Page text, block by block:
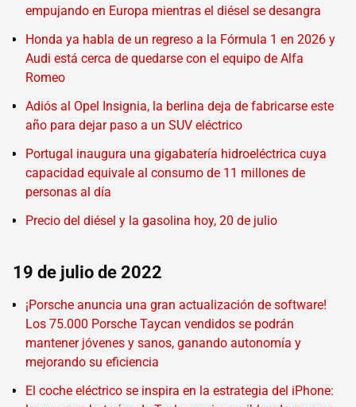
empujando en Europa mientras el diésel se desangra
Honda ya habla de un regreso a la Fórmula 1 en 2026 y
Audi está cerca de quedarse con el equipo de Alfa
Romeo
Adiós al Opel Insignia, la berlina deja de fabricarse este
año para dejar paso a un SUV eléctrico
Portugal inaugura una gigabatería hidroeléctrica cuya
capacidad equivale al consumo de 11 millones de
personas al día
Precio del diésel y la gasolina hoy, 20 de julio
19 de julio de 2022
¡Porsche anuncia una gran actualización de software!
Los 75.000 Porsche Taycan vendidos se podrán
mantener jóvenes y sanos, ganando autonomía y
mejorando su eficiencia
El coche eléctrico se inspira en la estrategia del iPhone: